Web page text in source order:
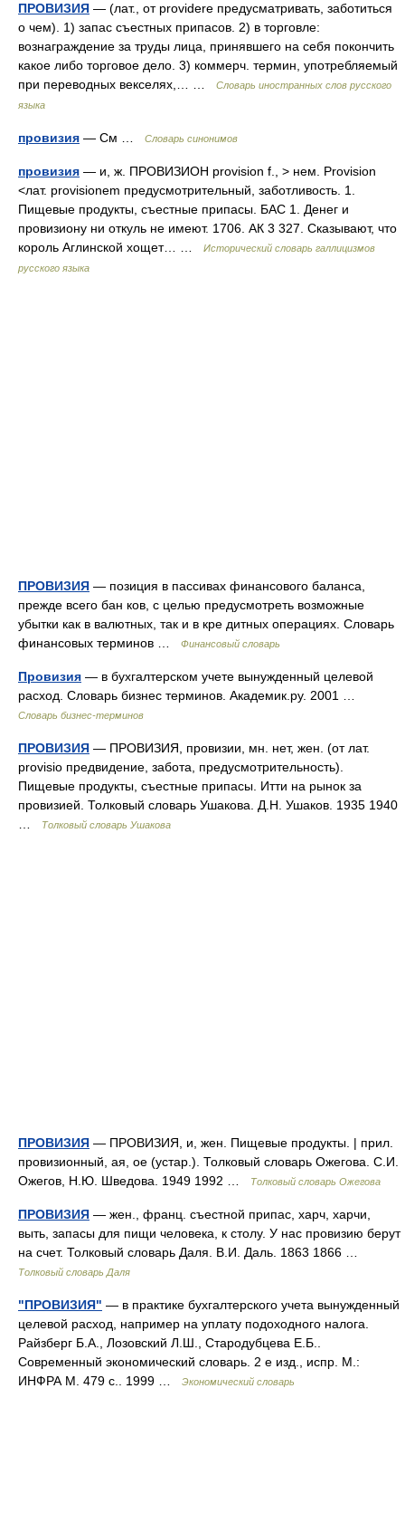
ПРОВИЗИЯ — (лат., от providere предусматривать, заботиться
о чем). 1) запас съестных припасов. 2) в торговле:
вознаграждение за труды лица, принявшего на себя покончить
какое либо торговое дело. 3) коммерч. термин, употребляемый
при переводных векселях,… …
Словарь иностранных слов русского
языка
провизия — См … Словарь синонимов
провизия — и, ж. ПРОВИЗИОН provision f., > нем. Provision
<лат. provisionem предусмотрительный, заботливость. 1.
Пищевые продукты, съестные припасы. БАС 1. Денег и
провизиону ни откуль не имеют. 1706. АК 3 327. Сказывают, что
король Аглинской хощет… …
Исторический словарь галлицизмов
русского языка
ПРОВИЗИЯ — позиция в пассивах финансового баланса,
прежде всего бан ков, с целью предусмотреть возможные
убытки как в валютных, так и в кре дитных операциях. Словарь
финансовых терминов …
Финансовый словарь
Провизия — в бухгалтерском учете вынужденный целевой
расход. Словарь бизнес терминов. Академик.ру. 2001 …
Словарь бизнес-терминов
ПРОВИЗИЯ — ПРОВИЗИЯ, провизии, мн. нет, жен. (от лат.
provisio предвидение, забота, предусмотрительность).
Пищевые продукты, съестные припасы. Итти на рынок за
провизией. Толковый словарь Ушакова. Д.Н. Ушаков. 1935 1940
Толковый словарь Ушакова
ПРОВИЗИЯ — ПРОВИЗИЯ, и, жен. Пищевые продукты. | прил.
провизионный, ая, ое (устар.). Толковый словарь Ожегова. С.И.
Ожегов, Н.Ю. Шведова. 1949 1992 …
Толковый словарь Ожегова
ПРОВИЗИЯ — жен., франц. съестной припас, харч, харчи,
выть, запасы для пищи человека, к столу. У нас провизию берут
на счет. Толковый словарь Даля. В.И. Даль. 1863 1866 …
Толковый словарь Даля
"ПРОВИЗИЯ" — в практике бухгалтерского учета вынужденный
целевой расход, например на уплату подоходного налога.
Райзберг Б.А., Лозовский Л.Ш., Стародубцева Е.Б..
Современный экономический словарь. 2 е изд., испр. М.:
ИНФРА М. 479 с.. 1999 …
Экономический словарь